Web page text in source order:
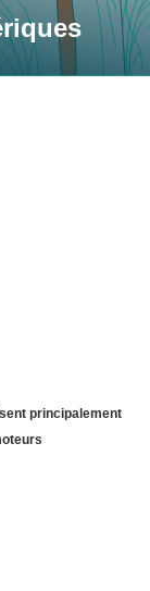
principalement